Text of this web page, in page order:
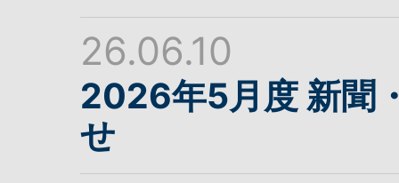
26.06.10
2026年5月度 新聞
せ